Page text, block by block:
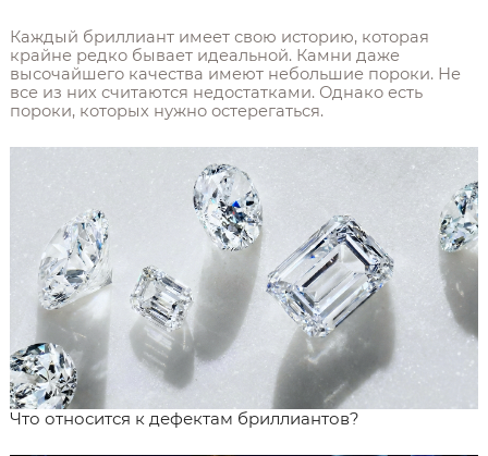
Каждый бриллиант имеет свою историю, которая
крайне редко бывает идеальной. Камни даже
высочайшего качества имеют небольшие пороки. Не
все из них считаются недостатками. Однако есть
пороки, которых нужно остерегаться.
Что относится к дефектам бриллиантов?